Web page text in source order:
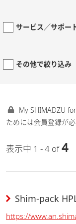
サービス／サポー
その他で絞り込み
My SHIMADZU
ためには会員登録が必
表示中 1 - 4 of 4
Shim-pack
https://